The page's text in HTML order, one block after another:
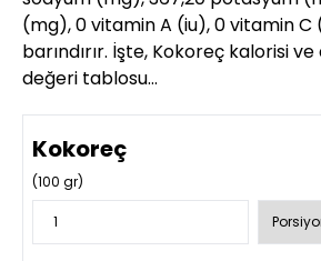
(mg), 0 vitamin A (iu), 0 vitamin
barındırır. İşte, Kokoreç kalorisi
değeri tablosu…
Kokoreç
(100 gr)